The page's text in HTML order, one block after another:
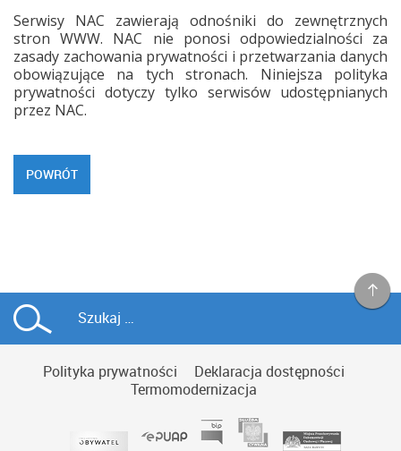
Serwisy NAC zawierają odnośniki do zewnętrznych
stron WWW. NAC nie ponosi odpowiedzialności za
zasady zachowania prywatności i przetwarzania danych
obowiązujące na tych stronach. Niniejsza polityka
prywatności dotyczy tylko serwisów udostępnianych
przez NAC.
POWRÓT
Polityka prywatności
Deklaracja dostępności
Termomodernizacja